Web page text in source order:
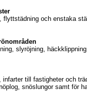
flyttstädning och enstaka
slyröjning,
infarter till fastigheter och
snöslungor samt för